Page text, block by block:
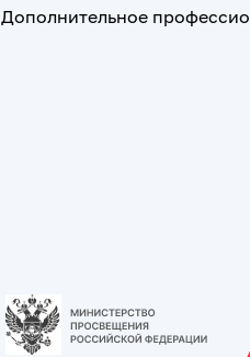
Дополнительное